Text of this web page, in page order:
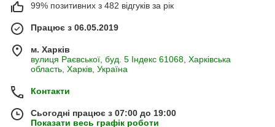
99% позитивних з 482 відгуків за рік
Працює з 06.05.2019
м. Харків
вулиця Раєвської, буд. 5 Індекс 61068, Харківська
область, Харків, Україна
Контакти
Сьогодні працює з 07:00 до 19:00
Показати весь графік роботи